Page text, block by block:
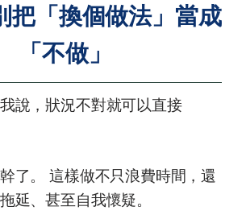
把「換個做法」當成
「不做」
說，狀況不對就可以直接
了。 這樣做不只浪費時間，還
延、甚至自我懷疑。